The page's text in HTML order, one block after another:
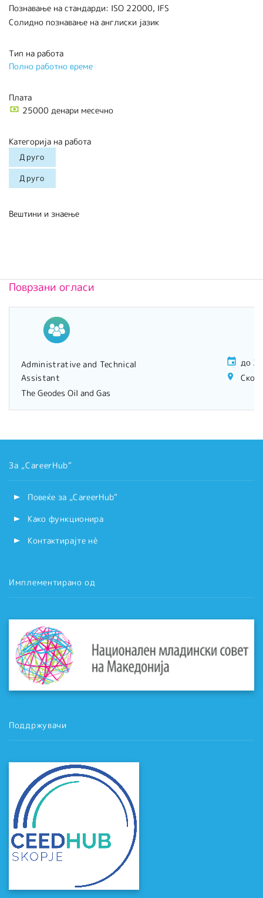
Познавање на стандарди: ISO 22000, IFS
Солидно познавање на англиски јазик
Тип на работа
Полно работно време
Плата
25000 денари месечно
Категорија на работа
Друго
Друго
Вештини и знаење
Поврзани огласи
Administrative and Technical
Assistant
The Geodes Oil and Gas
до
За „CareerHub“
Повеќе за „CareerHub“
Како функционира
Контактирајте нѐ
Имплементирано од
Поддржувачи